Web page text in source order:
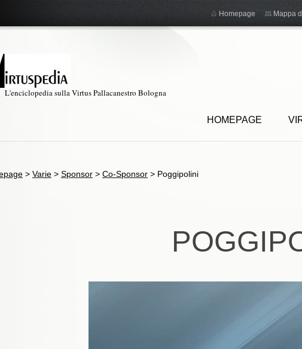
L'enciclopedia sulla Virtus Pallacanestro Bologna
HOMEPAGE
Homepage Mappa
> Varie > Sponsor > Co-Sponsor > Poggipolini